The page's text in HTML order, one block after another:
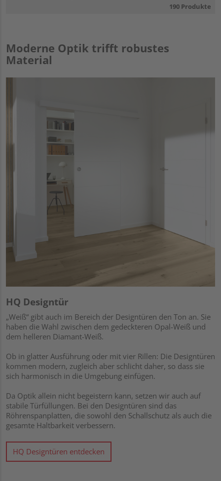
190 Produkte
Moderne Optik trifft robustes
Material
HQ Designtür
„Weiß“ gibt auch im Bereich der Designtüren den Ton an. Sie
haben die Wahl zwischen dem gedeckteren Opal-Weiß und
dem helleren Diamant-Weiß.
Ob in glatter Ausführung oder mit vier Rillen: Die Designtüren
kommen modern, zugleich aber schlicht daher, so dass sie
sich harmonisch in die Umgebung einfügen.
Da Optik allein nicht begeistern kann, setzen wir auch auf
stabile Türfüllungen. Bei den Designtüren sind das
Röhrenspanplatten, die sowohl den Schallschutz als auch die
gesamte Haltbarkeit verbessern.
HQ Designtüren entdecken